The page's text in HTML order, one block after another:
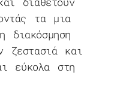
τα μια
διακόσμηση
ζεστασιά και
εύκολα στη